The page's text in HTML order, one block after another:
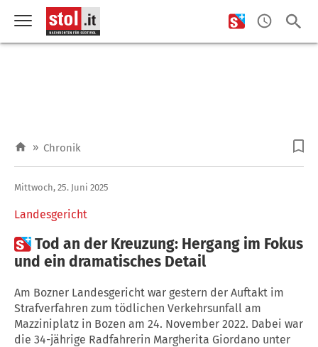
» Chronik
Landesgericht
Mittwoch, 25. Juni 2025
Tod an der Kreuzung: Hergang im Fokus
und ein dramatisches Detail
Am Bozner Landesgericht war gestern der Auftakt im
Strafverfahren zum tödlichen Verkehrsunfall am
Mazziniplatz in Bozen am 24. November 2022. Dabei war
die 34-jährige Radfahrerin Margherita Giordano unter